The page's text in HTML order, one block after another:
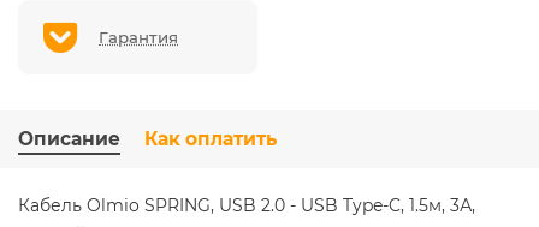
Гарантия
Описание Как оплатить
Кабель Olmio SPRING, USB 2.0 - USB Type-C, 1.5м, 3А,